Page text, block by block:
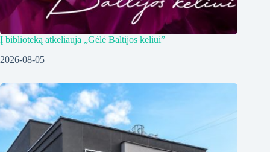
Į biblioteką atkeliauja „Gėlė Baltijos keliui”
2026-08-05